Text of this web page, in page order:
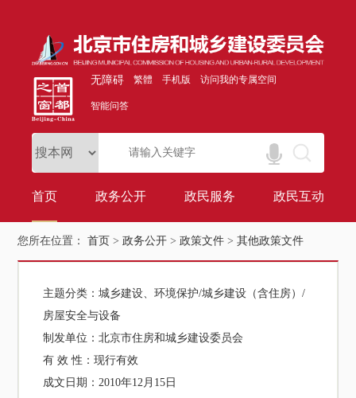
无障碍 繁體 手机版 访问我的专属空间
智能问答
首页 政务公开 政民服务 政民互动
您所在位置：首页 >政务公开 >政策文件 >其他政策文件
主题分类：城乡建设、环境保护/城乡建设（含住房）/
房屋安全与设备
制发单位：北京市住房和城乡建设委员会
有 效 性：现行有效
成文日期：2010年12月15日